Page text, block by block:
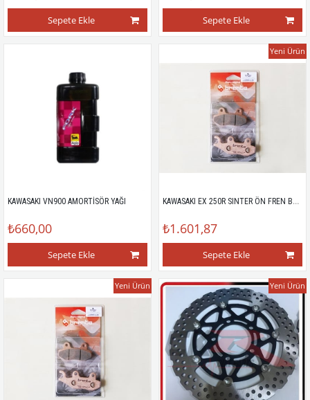
Sepete Ekle Sepete Ekle
KAWASAKI VN900 AMORTİSÖR YAĞI
₺660,00
Sepete Ekle
KAWASAKI EX 250R SINTER ÖN FREN BALATASI
₺1.601,87
Sepete Ekle
Yeni Ürün
Yeni Ürün Yeni Ürün